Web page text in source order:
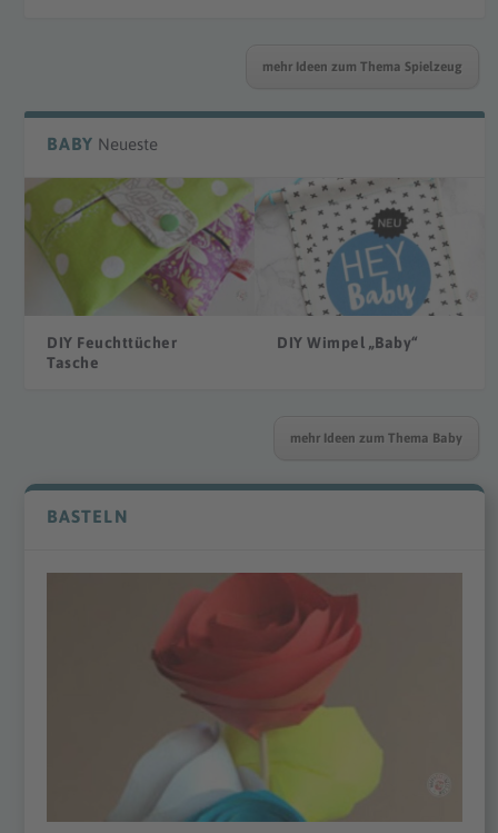
mehr Ideen zum Thema Spielzeug
BABY Neueste
DIY Feuchttücher
Tasche
DIY Wimpel „Baby“
mehr Ideen zum Thema Baby
BASTELN